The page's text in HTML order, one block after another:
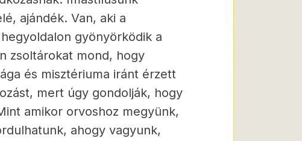
ajándék. Van, aki a
gyönyörködik a
zsoltárokat mond, hogy
és misztériuma iránt érzett
mert úgy gondolják, hogy
amikor orvoshoz megyünk,
ahogy vagyunk,